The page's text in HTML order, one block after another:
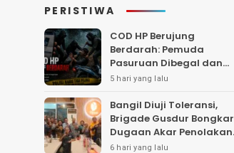
PERISTIWA
COD HP Berujung
Berdarah: Pemuda
Pasuruan Dibegal dan
Dibacok di Tengah Hutan
5 hari yang lalu
Bangil Diuji Toleransi,
Brigade Gusdur Bongkar
Dugaan Akar Penolakan
Tempat Ibadah
6 hari yang lalu